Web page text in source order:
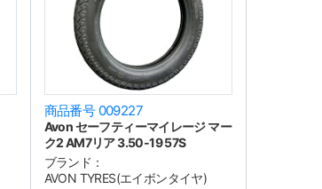
商品番号 009227
Avon セーフティーマイレージ マー
ク2 AM7リア 3.50-19 57S
ブランド：
AVON TYRES(エイボンタイヤ)